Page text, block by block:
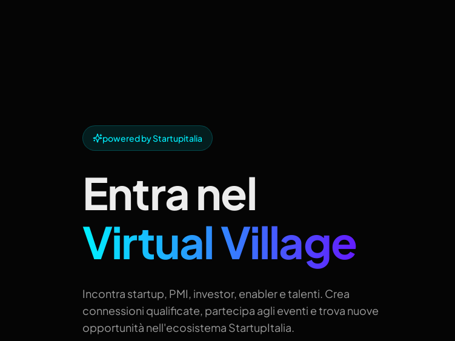
powered by Startupitalia
Entra nel
Virtual Village
Incontra startup, PMI, investor, enabler e talenti. Crea
connessioni qualificate, partecipa agli eventi e trova nuove
opportunità nell'ecosistema StartupItalia.